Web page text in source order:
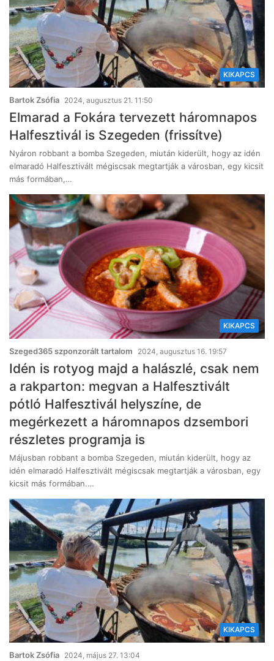
KIKAPCS
Bartok Zsófia 2024, augusztus 21. 11:50
Elmarad a Fokára tervezett háromnapos
Halfesztivál is Szegeden (frissítve)
Nyáron robbant a bomba Szegeden, miután kiderült, hogy az idén
elmaradó Halfesztivált mégiscsak megtartják a városban, egy kicsit
más formában,…
KIKAPCS
Szeged365 szponzorált tartalom 2024, augusztus 16. 19:57
Idén is rotyog majd a halászlé, csak nem
a rakparton: megvan a Halfesztivált
pótló Halfesztivál helyszíne, de
megérkezett a háromnapos dzsembori
részletes programja is
Májusban robbant a bomba Szegeden, miután kiderült, hogy az
idén elmaradó Halfesztivált mégiscsak megtartják a városban, egy
kicsit más formában.…
KIKAPCS
Bartok Zsófia 2024, május 27. 13:04